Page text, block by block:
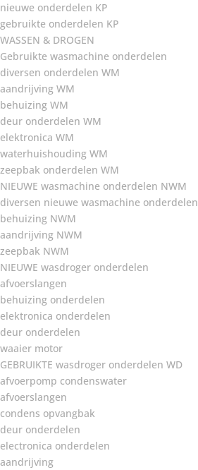
nieuwe onderdelen KP
gebruikte onderdelen KP
WASSEN & DROGEN
Gebruikte wasmachine onderdelen
diversen onderdelen WM
aandrijving WM
behuizing WM
deur onderdelen WM
elektronica WM
waterhuishouding WM
zeepbak onderdelen WM
NIEUWE wasmachine onderdelen NWM
diversen nieuwe wasmachine onderdelen
behuizing NWM
aandrijving NWM
zeepbak NWM
NIEUWE wasdroger onderdelen
afvoerslangen
behuizing onderdelen
elektronica onderdelen
deur onderdelen
waaier motor
GEBRUIKTE wasdroger onderdelen WD
afvoerpomp condenswater
afvoerslangen
condens opvangbak
deur onderdelen
electronica onderdelen
aandrijving